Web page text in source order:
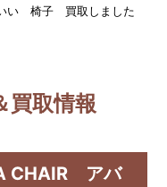
椅子 買取しました
買取情報
CHAIR アバ